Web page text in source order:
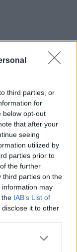
third parties, or
for
below opt-out
that after your
seeing
utilized by
parties prior to
the further
third parties on the
information may
the IAB’s List of
it to other